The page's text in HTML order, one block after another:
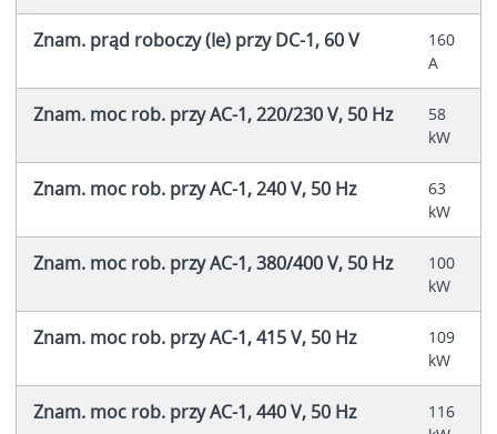
Znam. prąd roboczy (Ie) przy DC-1, 60 V
160
A
Znam. moc rob. przy AC-1, 220/230 V, 50 Hz
58
kW
Znam. moc rob. przy AC-1, 240 V, 50 Hz
63
kW
Znam. moc rob. przy AC-1, 380/400 V, 50 Hz
100
kW
Znam. moc rob. przy AC-1, 415 V, 50 Hz
109
kW
Znam. moc rob. przy AC-1, 440 V, 50 Hz
116